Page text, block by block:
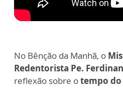
No Bênção da Manhã, o
Redentorista Pe.
reflexão sobre otempo